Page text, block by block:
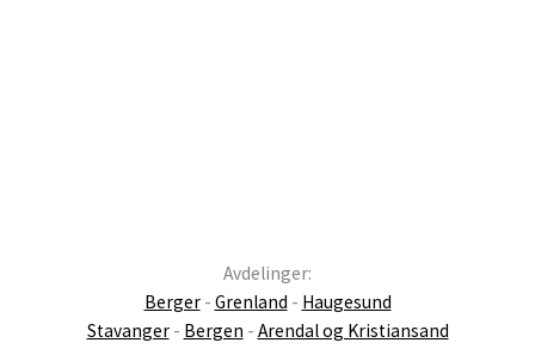
Avdelinger:
Berger- Grenland - Haugesund
Stavanger- Bergen - Arendal og Kristiansand